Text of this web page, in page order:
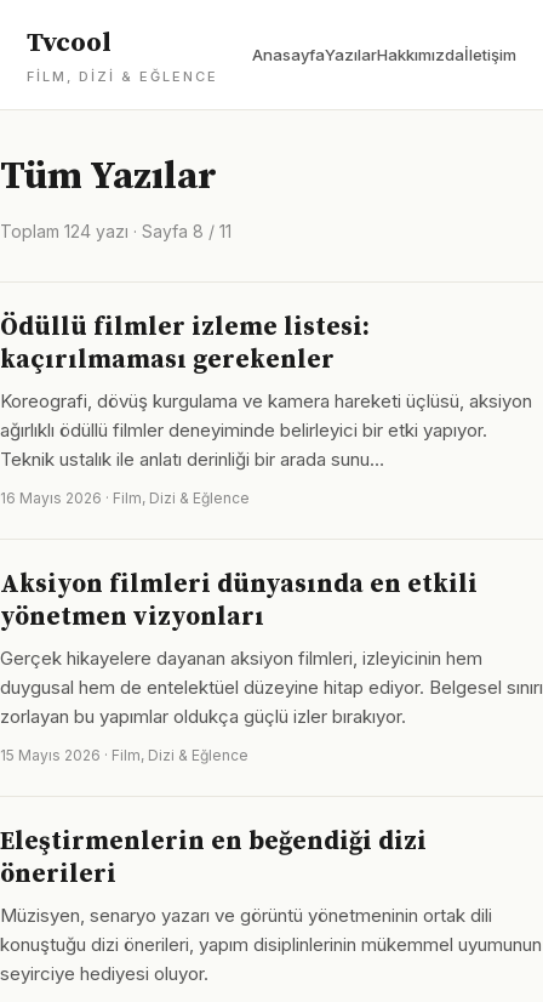
Tvcool
FILM, DIZI & EĞLENCE
AnasayfaYazılarHakkımızdaİletişim
Tüm Yazılar
Toplam 124 yazı · Sayfa 8 / 11
Ödüllü filmler izleme listesi:
kaçırılmaması gerekenler
Koreografi, dövüş kurgulama ve kamera hareketi üçlüsü, aksiyon
ağırlıklı ödüllü filmler deneyiminde belirleyici bir etki yapıyor.
Teknik ustalık ile anlatı derinliği bir arada sunu…
16 Mayıs 2026 · Film, Dizi & Eğlence
Aksiyon filmleri dünyasında en etkili
yönetmen vizyonları
Gerçek hikayelere dayanan aksiyon filmleri, izleyicinin hem
duygusal hem de entelektüel düzeyine hitap ediyor. Belgesel sınırı
zorlayan bu yapımlar oldukça güçlü izler bırakıyor.
15 Mayıs 2026 · Film, Dizi & Eğlence
Eleştirmenlerin en beğendiği dizi
önerileri
Müzisyen, senaryo yazarı ve görüntü yönetmeninin ortak dili
konuştuğu dizi önerileri, yapım disiplinlerinin mükemmel uyumunun
seyirciye hediyesi oluyor.